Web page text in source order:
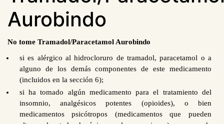
Aurobindo
No tome Tramadol/Paracetamol Aurobindo
si es alérgico al hidrocloruro de tramadol, paracetamol o a
alguno de los demás componentes de este medicamento
(incluidos en la sección 6);
si ha tomado algún medicamento para el tratamiento del
insomnio, analgésicos potentes (opioides), o bien
medicamentos psicótropos (medicamentos que pueden